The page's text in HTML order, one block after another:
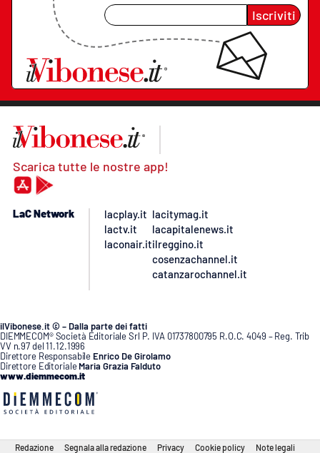
Iscriviti
Scarica tutte le nostre app!
LaC Network
lacplay.it
lactv.it
laconair.it
lacitymag.it
lacapitalenews.it
ilreggino.it
cosenzachannel.it
catanzarochannel.it
ilVibonese.it © – Dalla parte dei fatti
DIEMMECOM® Società Editoriale Srl P. IVA 01737800795 R.O.C. 4049 – Reg. Trib
VV n.97 del 11.12.1996
Direttore Responsabile Enrico De Girolamo
Direttore Editoriale Maria Grazia Falduto
www.diemmecom.it
Redazione Segnala alla redazione Privacy Cookie policy Note legali